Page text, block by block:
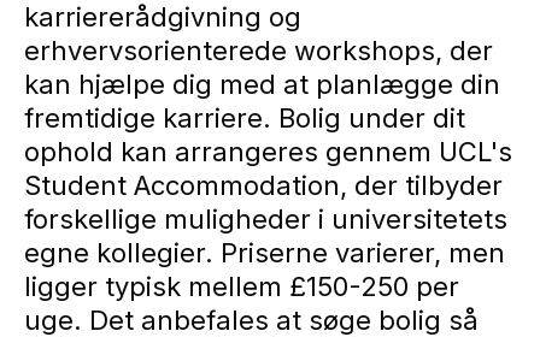
karriererådgivning og
erhvervsorienterede workshops, der
kan hjælpe dig med at planlægge din
fremtidige karriere. Bolig under dit
ophold kan arrangeres gennem UCL's
Student Accommodation, der tilbyder
forskellige muligheder i universitetets
egne kollegier. Priserne varierer, men
ligger typisk mellem £150-250 per
uge. Det anbefales at søge bolig så